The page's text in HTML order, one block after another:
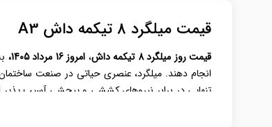
قیمت میلگرد 8 تیکمه داش A3
قیمت روز میلگرد 8 تیکمه داش ، امروز 16 مرداد 1405،
انجام دهند. میلگرد، عنصری حیاتی در صنعت
تنهایی در برابر نیروهای کششی و پیچشی آسیب‌
عنوان یکی از مقاطع فولادی باکیفیت و پرمصرف در